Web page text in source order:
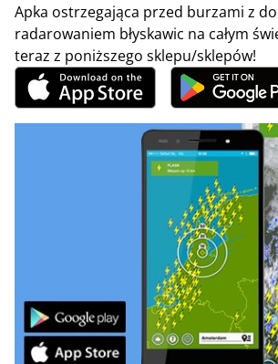
Apka ostrzegająca przed burzami z
radarowaniem błyskawic na całym
teraz z poniższego sklepu/sklepów!